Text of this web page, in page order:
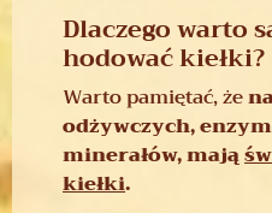
Dlaczego warto
hodować kiełki?
Warto pamiętać, że
odżywczych,
minerałów, mają
kiełki.